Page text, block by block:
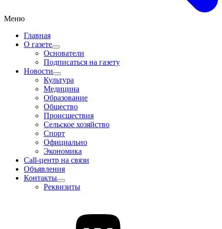
Меню
Главная
О газете
Основатели
Подписаться на газету
Новости
Культура
Медицина
Образование
Общество
Происшествия
Сельское хозяйство
Спорт
Официально
Экономика
Call-центр на связи
Объявления
Контакты
Реквизиты